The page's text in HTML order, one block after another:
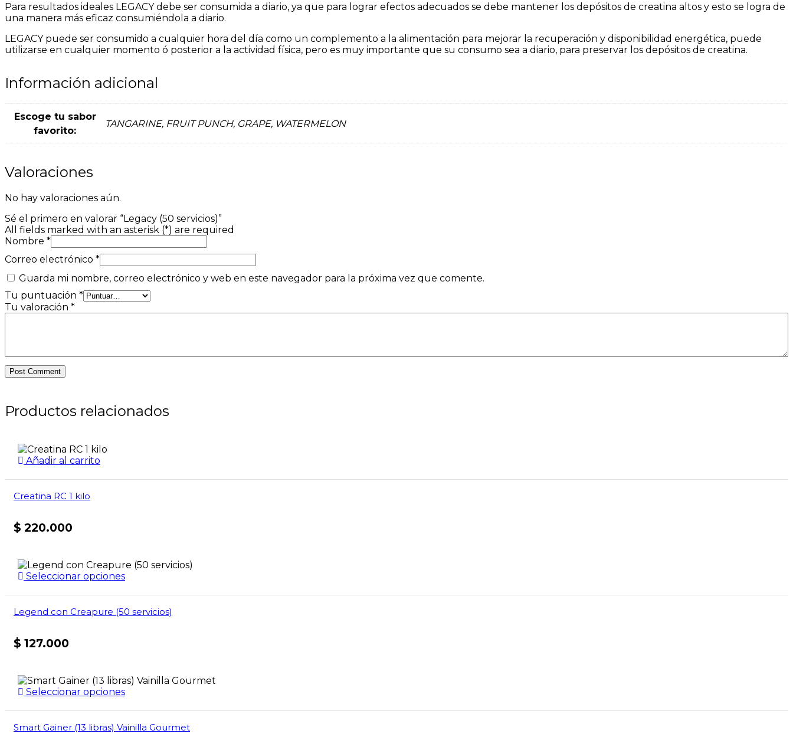
Para resultados ideales LEGACY debe ser consumida a diario, ya que para lograr efectos adecuados se debe mantener los depósitos de creatina altos y esto se logra de
una manera más eficaz consumiéndola a diario.
LEGACY puede ser consumido a cualquier hora del día como un complemento a la alimentación para mejorar la recuperación y disponibilidad energética, puede
utilizarse en cualquier momento ó posterior a la actividad física, pero es muy importante que su consumo sea a diario, para preservar los depósitos de creatina.
Información adicional
Escoge tu sabor
favorito:
TANGARINE, FRUIT PUNCH, GRAPE, WATERMELON
Valoraciones
No hay valoraciones aún.
Sé el primero en valorar “Legacy (50 servicios)”
All fields marked with an asterisk (*) are required
Nombre *
Correo electrónico *
Guarda mi nombre, correo electrónico y web en este navegador para la próxima vez que comente.
Tu puntuación *
Tu valoración *
Post Comment
Productos relacionados
Añadir al carrito
Creatina RC 1 kilo
$ 220.000
Seleccionar opciones
Legend con Creapure (50 servicios)
$ 127.000
Seleccionar opciones
Smart Gainer (13 libras) Vainilla Gourmet